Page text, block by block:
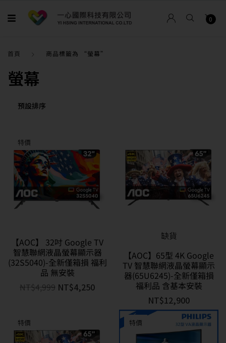
0
首頁 商品標籤為 “螢幕”
螢幕
特價
【AOC】 32吋 Google TV
智慧聯網液晶螢幕顯示器
(32S5040)-全新僅箱損 福利
品 無安裝
NT$4,999 NT$4,250
缺貨
【AOC】65型 4K Google
TV 智慧聯網液晶螢幕顯示
器(65U6245)-全新僅箱損
福利品 含基本安裝
NT$12,900
特價 特價